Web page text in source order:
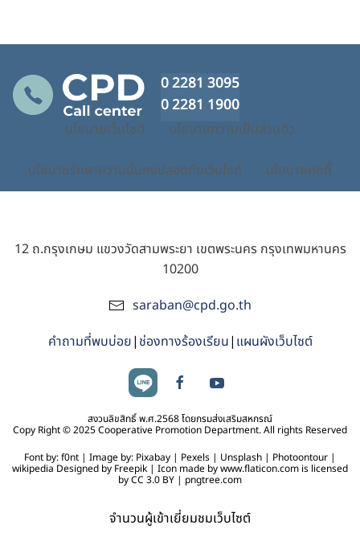
0 2281 3095
0 2281 1900
นโยบายเว็บไซต์ นโยบายความเป็นส่วนตัว
นโยบายรักษาความมั่นคงปลอดภัยเว็บไซต์ นโยบายคุกกี้
12 ถ.กรุงเกษม แขวงวัดสามพระยา เขตพระนคร กรุงเทพมหานคร
10200
saraban@cpd.go.th
คำถามที่พบบ่อย| ช่องทางร้องเรียน| แผนผังเว็บไซต์
สงวนลิขสิทธิ์ พ.ศ.2568 โดยกรมส่งเสริมสหกรณ์
Copy Right © 2025 Cooperative Promotion Department. All rights Reserved
Font by: f0nt | Image by: Pixabay | Pexels | Unsplash | Photoontour |
wikipedia Designed by Freepik | Icon made by www.flaticon.com is licensed
by CC 3.0 BY | pngtree.com
จำนวนผู้เข้าเยี่ยมชมเว็บไซต์